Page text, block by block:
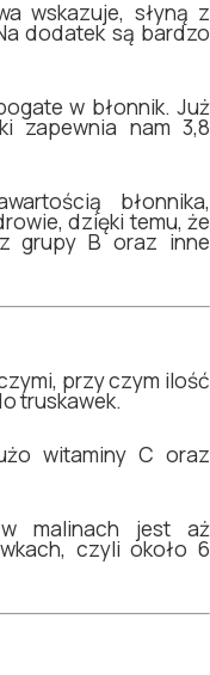
wskazuje, słyną z
dodatek są bardzo
w błonnik. Już
zapewnia nam 3,8
błonnika,
dzięki temu, że
grupy B oraz inne
przy czym ilość
truskawek.
witaminy C oraz
w malinach jest aż
czyli około 6